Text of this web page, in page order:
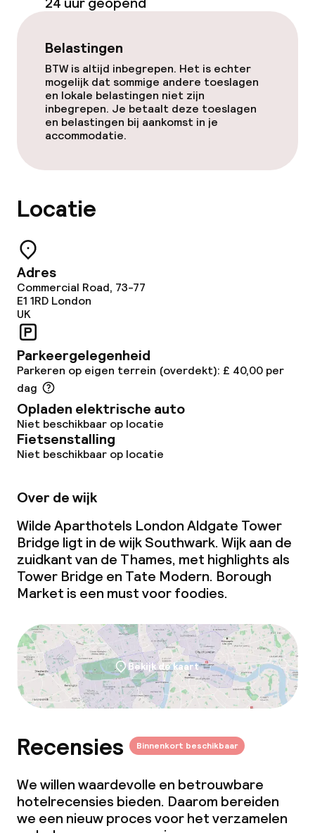
dan de 5 kg)
Belastingen
BTW is altijd inbegrepen. Het is echter
mogelijk dat sommige andere toeslagen
en lokale belastingen niet zijn
inbegrepen. Je betaalt deze toeslagen
en belastingen bij aankomst in je
accommodatie.
Locatie
Adres
Commercial Road, 73-77
E1 1RD London
UK
Parkeergelegenheid
Parkeren op eigen terrein (overdekt): £ 40,00 per
dag
Opladen elektrische auto
Niet beschikbaar op locatie
Fietsenstalling
Niet beschikbaar op locatie
Over de wijk
Wilde Aparthotels London Aldgate Tower
Bridge ligt in de wijk Southwark. Wijk aan de
zuidkant van de Thames, met highlights als
Tower Bridge en Tate Modern. Borough
Market is een must voor foodies.
Bekijk de kaart
Recensies Binnenkort beschikbaar
We willen waardevolle en betrouwbare
hotelrecensies bieden. Daarom bereiden
we een nieuw proces voor het verzamelen